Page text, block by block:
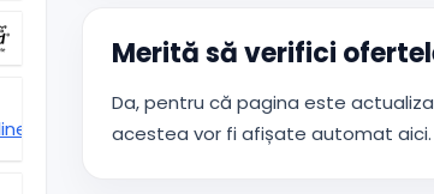
Merită să verifici
Da, pentru că pagina este
acestea vor fi afișate automat aici.